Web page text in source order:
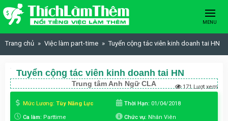
Skip to content
MENU
Trang chủ Việc làm part-time Tuyển cộng tác viên kinh doanh tai HN
Tuyển cộng tác viên kinh doanh tai HN
Trung tâm Anh Ngữ CLA 171 Lượt xem
Mức Lương: Tùy Năng Lực Thời Hạn: 01/04/2018
Ca làm: Parttime Chức vụ: Nhân Viên